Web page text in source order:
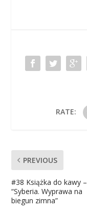
RATE:
PREVIOUS
#38 Książka do kawy –
“Syberia. Wyprawa na
biegun zimna”